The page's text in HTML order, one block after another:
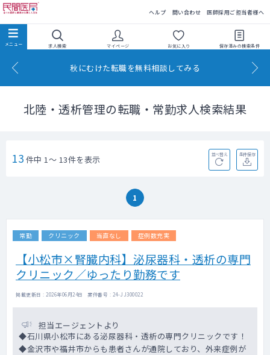
ヘルプ 問い合わせ 医師採用ご担当者様へ
求人検索 マイページ お気に入り 保存済みの検索条件
秋にむけた転職を無料相談してみる
北陸・透析管理の転職・常勤求人検索結果
13 件中 1～ 13件を表示 並べ替え 条件保存
1
常勤 クリニック 当直なし 症例数充実
【小松市×腎臓内科】泌尿器科・透析の専門
クリニック／ゆったり勤務です
掲載更新日 : 2026年06月24日 案件番号 : 24-JJ300022
担当エージェントより
◆石川県小松市にある泌尿器科・透析の専門クリニックです！
◆金沢市や福井市からも患者さんが通院しており、外来症例が